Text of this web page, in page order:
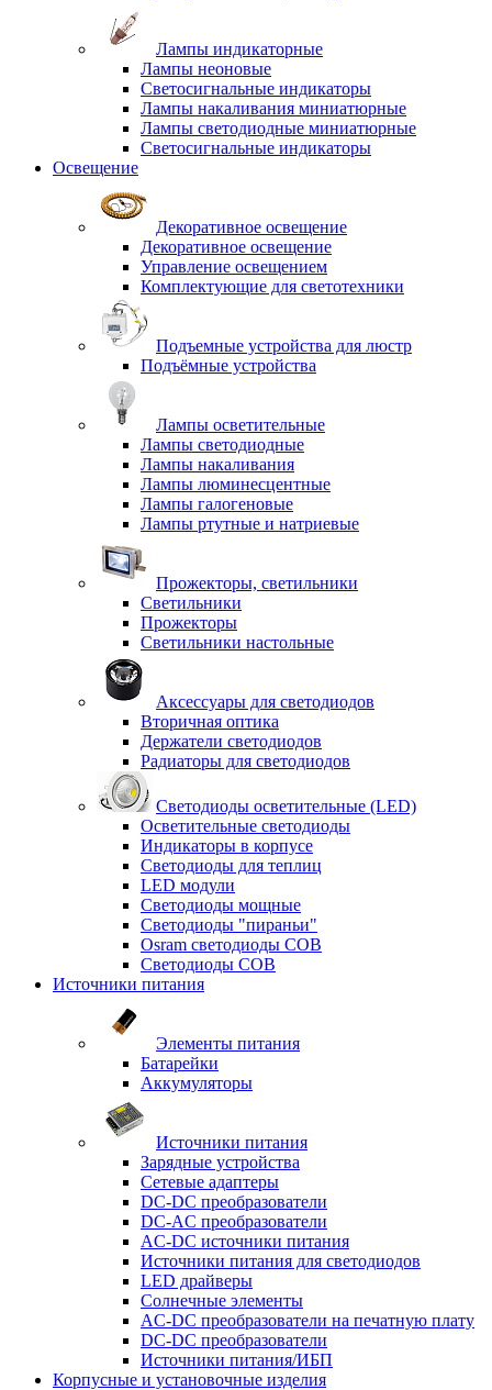
Лампы индикаторные
Лампы неоновые
Светосигнальные индикаторы
Лампы накаливания миниатюрные
Лампы светодиодные миниатюрные
Светосигнальные индикаторы
Освещение
Декоративное освещение
Декоративное освещение
Управление освещением
Комплектующие для светотехники
Подъемные устройства для люстр
Подъёмные устройства
Лампы осветительные
Лампы светодиодные
Лампы накаливания
Лампы люминесцентные
Лампы галогеновые
Лампы ртутные и натриевые
Прожекторы, светильники
Светильники
Прожекторы
Светильники настольные
Аксессуары для светодиодов
Вторичная оптика
Держатели светодиодов
Радиаторы для светодиодов
Светодиоды осветительные (LED)
Осветительные светодиоды
Индикаторы в корпусе
Светодиоды для теплиц
LED модули
Светодиоды мощные
Светодиоды "пираньи"
Osram светодиоды COB
Светодиоды COB
Источники питания
Элементы питания
Батарейки
Аккумуляторы
Источники питания
Зарядные устройства
Сетевые адаптеры
DC-DC преобразователи
DC-AC преобразователи
AC-DC источники питания
Источники питания для светодиодов
LED драйверы
Солнечные элементы
AC-DC преобразователи на печатную плату
DC-DC преобразователи
Источники питания/ИБП
Корпусные и установочные изделия